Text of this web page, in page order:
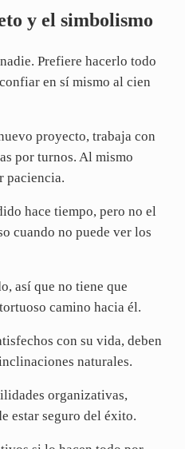
y el simbolismo
Prefiere hacerlo todo
en sí mismo al cien
proyecto, trabaja con
por turnos. Al mismo
paciencia.
hace tiempo, pero no el
cuando no puede ver los
así que no tiene que
camino hacia él.
con su vida, deben
naturales.
organizativas,
estar seguro del éxito.